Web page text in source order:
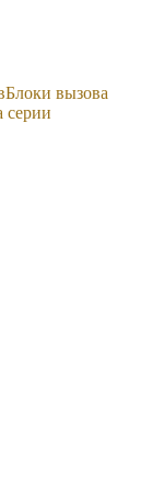
Блоки вызова
серии